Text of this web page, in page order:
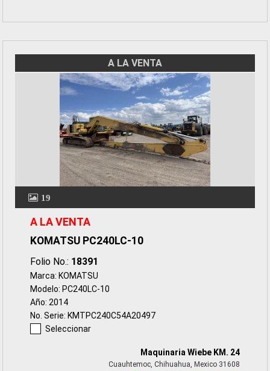
A LA VENTA
19
A LA VENTA
KOMATSU PC240LC-10
Folio No.: 18391
Marca: KOMATSU
Modelo: PC240LC-10
Año: 2014
No. Serie: KMTPC240C54A20497
Seleccionar
Maquinaria Wiebe KM. 24
Cuauhtemoc, Chihuahua, Mexico 31608